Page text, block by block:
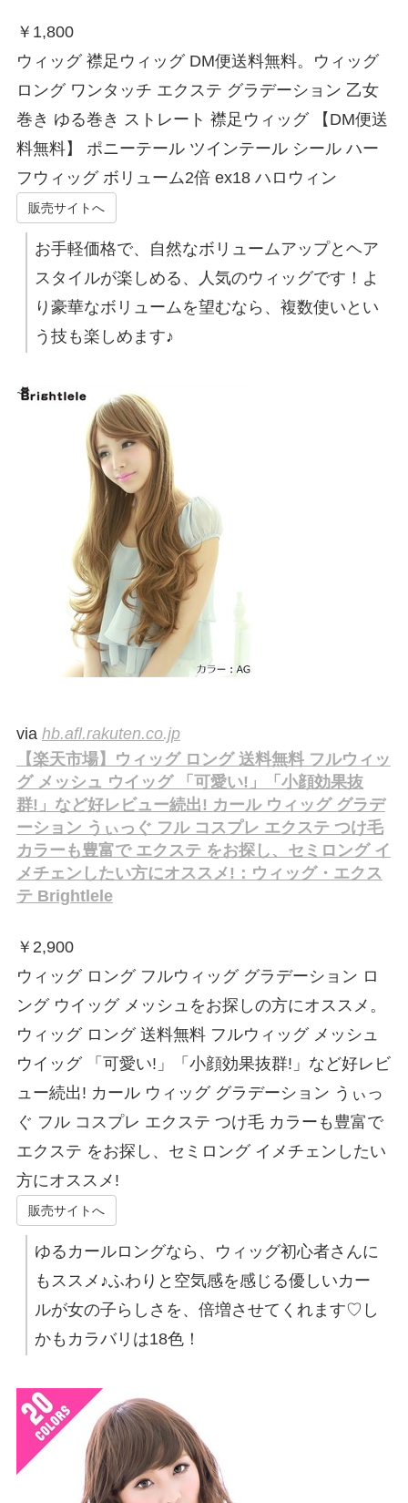
￥ 1,800
ウィッグ 襟足ウィッグ DM便送料無料。ウィッグ
ロング ワンタッチ エクステ グラデーション 乙女
巻き ゆる巻き ストレート 襟足ウィッグ 【DM便送
料無料】 ポニーテール ツインテール シール ハー
フウィッグ ボリューム2倍 ex18 ハロウィン
販売サイトへ
お手軽価格で、自然なボリュームアップとヘア
スタイルが楽しめる、人気のウィッグです！よ
り豪華なボリュームを望むなら、複数使いとい
う技も楽しめます♪
via hb.afl.rakuten.co.jp
【楽天市場】ウィッグ ロング 送料無料 フルウィッ
グ メッシュ ウイッグ 「可愛い!」「小顔効果抜
群!」など好レビュー続出! カール ウィッグ グラデ
ーション うぃっぐ フル コスプレ エクステ つけ毛
カラーも豊富で エクステ をお探し、セミロング イ
メチェンしたい方にオススメ!：ウィッグ・エクス
テ Brightlele
￥ 2,900
ウィッグ ロング フルウィッグ グラデーション ロ
ング ウイッグ メッシュをお探しの方にオススメ。
ウィッグ ロング 送料無料 フルウィッグ メッシュ
ウイッグ 「可愛い!」「小顔効果抜群!」など好レビ
ュー続出! カール ウィッグ グラデーション うぃっ
ぐ フル コスプレ エクステ つけ毛 カラーも豊富で
エクステ をお探し、セミロング イメチェンしたい
方にオススメ!
販売サイトへ
ゆるカールロングなら、ウィッグ初心者さんに
もススメ♪ふわりと空気感を感じる優しいカー
ルが女の子らしさを、倍増させてくれます♡し
かもカラバリは18色！